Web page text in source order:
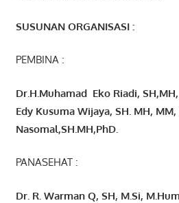
SUSUNAN ORGANISASI :
PEMBINA :
Dr.H.Muhamad Eko Riadi, SH,MH
Edy Kusuma Wijaya, SH. MH,
Nasomal,SH.MH,PhD.
PANASEHAT :
Dr. R. Warman Q, SH, M.Si, M.Hum